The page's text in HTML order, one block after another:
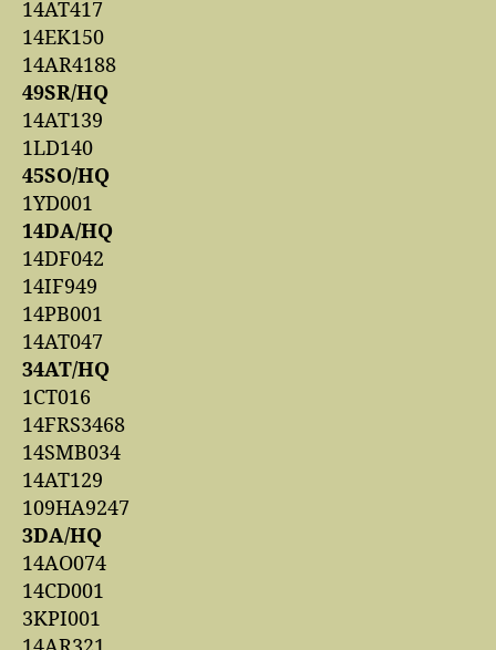
14AT417
14EK150
14AR4188
49SR/HQ
14AT139
1LD140
45SO/HQ
1YD001
14DA/HQ
14DF042
14IF949
14PB001
14AT047
34AT/HQ
1CT016
14FRS3468
14SMB034
14AT129
109HA9247
3DA/HQ
14AO074
14CD001
3KPI001